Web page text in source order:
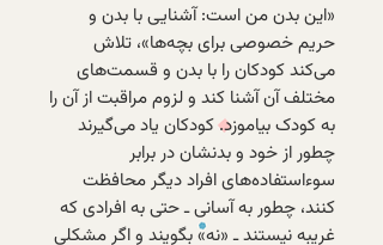
«این بدن من است: آشنایی با بدن و
حریم خصوصی برای بچه‌ها»، تلاش
می‌کند کودکان را با بدن و قسمت‌های
مختلف آن آشنا کند و لزوم مراقبت از آن را
به کودک بیاموزد. کودکان یاد می‌گیرند
چطور از خود و بدنشان در برابر
سوءاستفاده‌های افراد دیگر محافظت
کنند، چطور به آسانی ـ حتی به افرادی که
غریبه نیستند ـ «نه» بگویند و اگر مشکلی